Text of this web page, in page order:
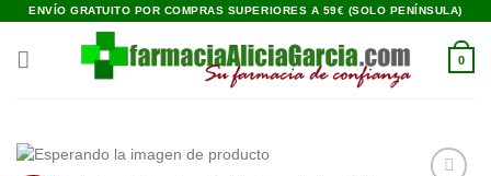
Saltar
contenido
ENVÍO GRATUITO POR COMPRAS SUPERIORES A 59€ (SOLO PENÍNSULA)
0